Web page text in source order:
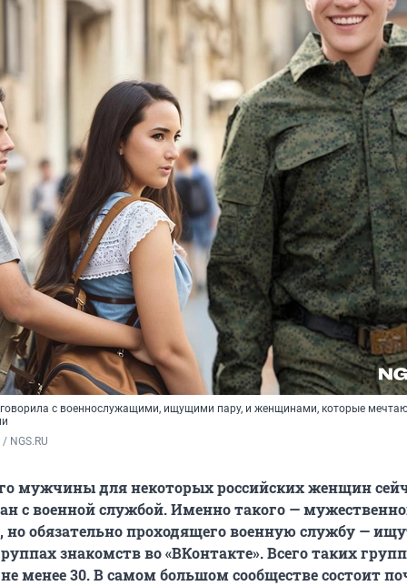
с военнослужащими, ищущими пару, и женщинами, которые
NGS.RU
мужчины для некоторых российских женщин
с военной службой. Именно такого —
но обязательно проходящего военную службу —
знакомств во «ВКонтакте». Всего таких групп
менее 30. В самом большом сообществе состоит